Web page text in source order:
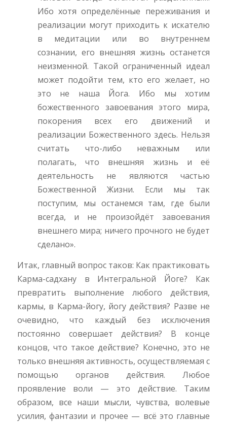
Ибо хотя определённые переживания и
реализации могут приходить к искателю
в медитации или во внутреннем
сознании, его внешняя жизнь останется
неизменной. Такой ограниченный идеал
может подойти тем, кто его желает, но
это не наша Йога. Ибо мы хотим
божественного завоевания этого мира,
покорения всех его движений и
реализации Божественного здесь. Нельзя
считать что-либо неважным или
полагать, что внешняя жизнь и её
деятельность не являются частью
Божественной Жизни. Если мы так
поступим, мы останемся там, где были
всегда, и не произойдёт завоевания
внешнего мира; ничего прочного не будет
сделано».
Итак, главный вопрос таков: Как практиковать
Карма-садхану в Интегральной Йоге? Как
превратить выполнение любого действия,
кармы, в Карма-йогу, йогу действия? Разве не
очевидно, что каждый без исключения
постоянно совершает действия? В конце
концов, что такое действие? Конечно, это не
только внешняя активность, осуществляемая с
помощью органов действия. Любое
проявление воли — это действие. Таким
образом, все наши мысли, чувства, волевые
усилия, фантазии и прочее — всё это главные